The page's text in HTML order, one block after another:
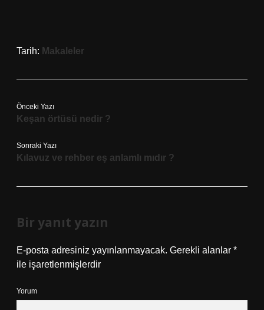
Tarih: Makaleler
Önceki Yazı
Keşan örtüsü nedir ?
Sonraki Yazı
Kılavuz ve rehber eş anlamlı mıdır ?
Bir yanıt yazın
E-posta adresiniz yayınlanmayacak. Gerekli alanlar *
ile işaretlenmişlerdir
Yorum